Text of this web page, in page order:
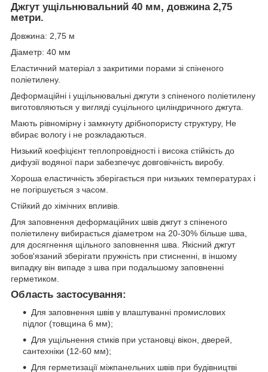
Джгут ущільнювальний 40 мм, довжина 2,75
метри.
Довжина: 2,75 м
Діаметр: 40 мм
Еластичний матеріал з закритими порами зі спіненого
поліетилену.
Деформаційні і ущільнювальні джгути з спіненого поліетилену
виготовляються у вигляді суцільного циліндричного джгута.
Мають рівномірну і замкнуту дрібнопористу структуру, Не
вбирає вологу і не розкладаються.
Низький коефіцієнт теплопровідності і висока стійкість до
дифузії водяної пари забезпечує довговічність виробу.
Хороша еластичність зберігається при низьких температурах і
не погіршується з часом.
Стійкий до хімічних впливів.
Для заповнення деформаційних швів джгут з спіненого
поліетилену вибирається діаметром на 20-30% більше шва,
для досягнення щільного заповнення шва. Якісний джгут
зобов'язаний зберігати пружність при стисненні, в іншому
випадку він випаде з шва при подальшому заповненні
герметиком.
Область застосування:
Для заповнення швів у влаштуванні промислових
підлог (товщина 6 мм);
Для ущільнення стиків при установці вікон, дверей,
сантехніки (12-60 мм);
Для герметизації міжпанельних швів при будівництві